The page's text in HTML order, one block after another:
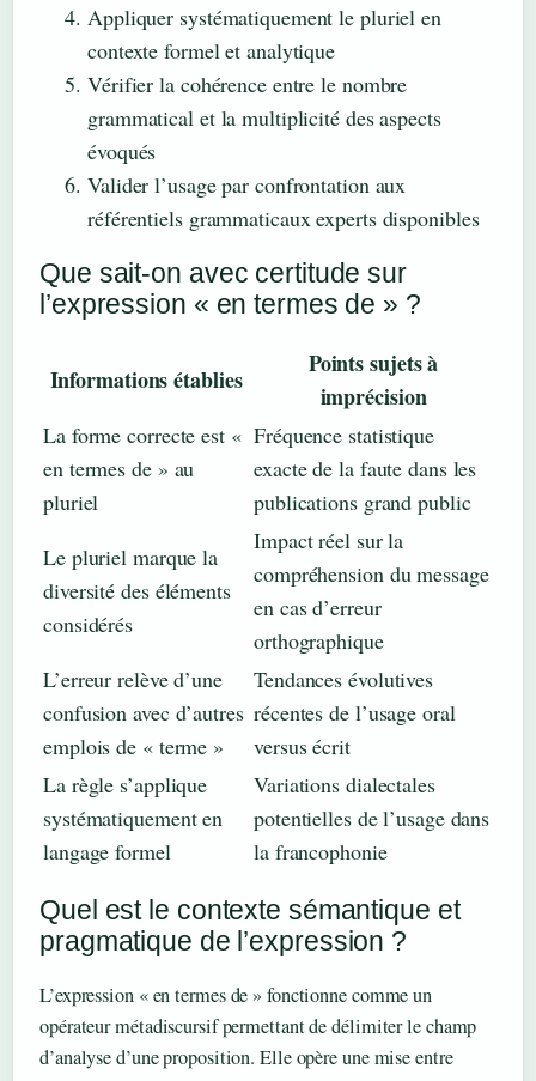
Appliquer systématiquement le pluriel en
contexte formel et analytique
Vérifier la cohérence entre le nombre
grammatical et la multiplicité des aspects
évoqués
Valider l’usage par confrontation aux
référentiels grammaticaux experts disponibles
Que sait-on avec certitude sur
l’expression « en termes de » ?
Informations établies
Points sujets à
imprécision
La forme correcte est «
en termes de » au
pluriel
Fréquence statistique
exacte de la faute dans les
publications grand public
Le pluriel marque la
diversité des éléments
considérés
Impact réel sur la
compréhension du message
en cas d’erreur
orthographique
L’erreur relève d’une
confusion avec d’autres
emplois de « terme »
Tendances évolutives
récentes de l’usage oral
versus écrit
La règle s’applique
systématiquement en
langage formel
Variations dialectales
potentielles de l’usage dans
la francophonie
Quel est le contexte sémantique et
pragmatique de l’expression ?
L’expression « en termes de » fonctionne comme un
opérateur métadiscursif permettant de délimiter le champ
d’analyse d’une proposition. Elle opère une mise entre